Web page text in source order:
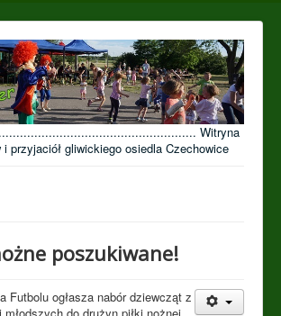
Witryna
przyjaciół gliwickiego osiedla Czechowice
poszukiwane!
Futbolu ogłasza nabór dziewcząt z